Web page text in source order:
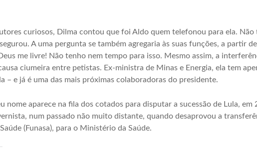
curiosos, Dilma contou que foi Aldo quem telefonou para ela. Não
A uma pergunta se também agregaria às suas funções, a partir
me livre! Não tenho nem tempo para isso. Mesmo assim, a
ciumeira entre petistas. Ex-ministra de Minas e Energia, ela tem
– e já é uma das mais próximas colaboradoras do presidente.
nome aparece na fila dos cotados para disputar a sucessão de Lula,
num passado não muito distante, quando desaprovou a
(Funasa), para o Ministério da Saúde.